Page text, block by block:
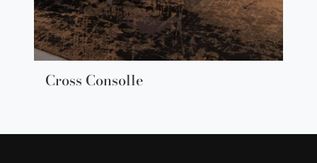
Cross Consolle